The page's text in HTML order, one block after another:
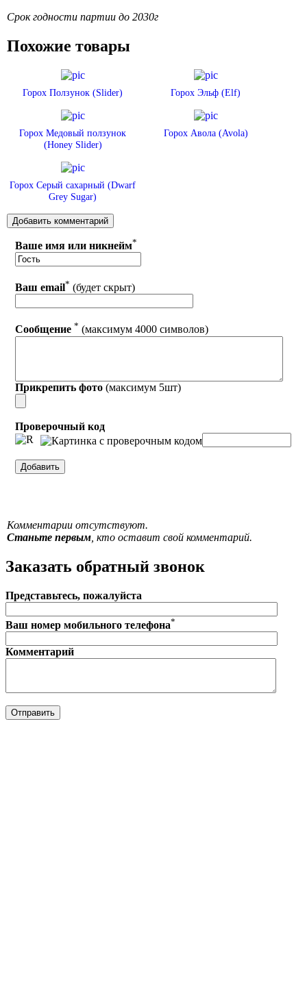
Срок годности партии до 2030г
Похожие товары
Горох Ползунок (Slider) Горох Эльф (Elf)
Горох Медовый ползунок
(Honey Slider)
Горох Авола (Avola)
Горох Серый сахарный (Dwarf
Grey Sugar)
Ваше имя или никнейм*
Ваш email* (будет скрыт)
Сообщение * (максимум 4000 символов)
Прикрепить фото (максимум 5шт)
Проверочный код
Комментарии отсутствуют.
Станьте первым, кто оставит свой комментарий.
Заказать обратный звонок
Представьтесь, пожалуйста
Ваш номер мобильного телефона*
Комментарий